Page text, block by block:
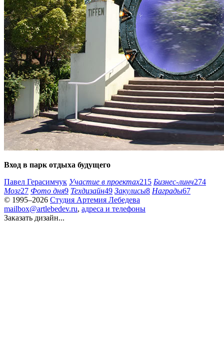
Вход в парк отдыха будущего
Павел Герасимчук Участие в проектах215 Бизнес-линч274
Мозг27 Фото дня9 Техдизайн49 Закулисы8 Награды67
© 1995–2026 Студия Артемия Лебедева
mailbox@artlebedev.ru, адреса и телефоны
Заказать дизайн...